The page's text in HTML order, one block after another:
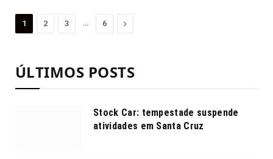
1 2 3 6 Proximo
ÚLTIMOS POSTS
Stock Car: tempestade suspende
atividades em Santa Cruz